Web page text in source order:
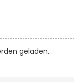
geladen..